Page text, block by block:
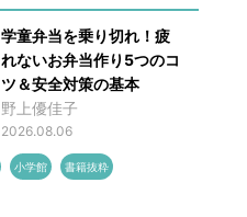
学童弁当を乗り切れ！疲
れないお弁当作り5つのコ
ツ＆安全対策の基本
野上優佳子
2026.08.06
小学館 書籍抜粋